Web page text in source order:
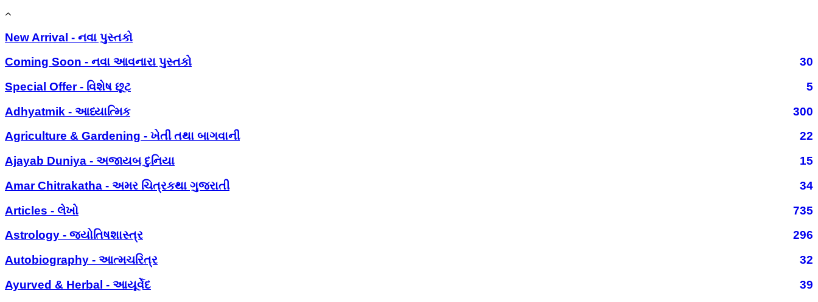
New Arrival - નવા પુસ્તકો
Coming Soon - નવા આવનારા પુસ્તકો
30
Special Offer - વિશેષ છૂટ
5
Adhyatmik - આધ્યાત્મિક
300
Agriculture & Gardening - ખેતી તથા બાગવાની
22
Ajayab Duniya - અજાયબ દુનિયા
15
Amar Chitrakatha - અમર ચિત્રકથા ગુજરાતી
34
Articles - લેખો
735
Astrology - જ્યોતિષશાસ્ત્ર
296
Autobiography - આત્મચરિત્ર
32
Ayurved & Herbal - આયૂર્વેદ
39